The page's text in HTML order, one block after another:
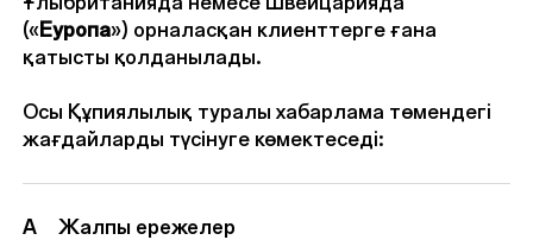
(«Еуропа») орналасқан клиенттерге ғана
қатысты қолданылады.
Осы Құпиялылық туралы хабарлама төмендегі
жағдайларды түсінуге көмектеседі:
A Жалпы ережелер